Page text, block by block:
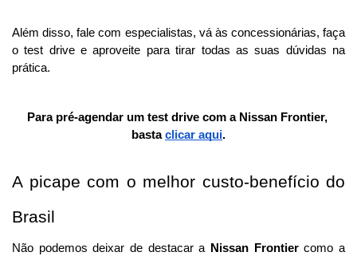
Além disso, fale com especialistas, vá às concessionárias, faça
o test drive e aproveite para tirar todas as suas dúvidas na
prática.
Para pré-agendar um test drive com a Nissan Frontier,
basta clicar aqui.
A picape com o melhor custo-benefício do
Brasil
Não podemos deixar de destacar a Nissan Frontier como a